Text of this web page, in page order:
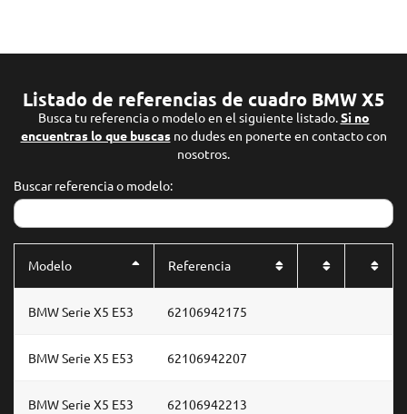
Listado de referencias de cuadro BMW X5
Busca tu referencia o modelo en el siguiente listado.Si no
encuentras lo que buscasno dudes en ponerte en contacto con
nosotros.
Buscar referencia o modelo:
Modelo Referencia
BMW Serie X5 E53 62106942175
BMW Serie X5 E53 62106942207
BMW Serie X5 E53 62106942213